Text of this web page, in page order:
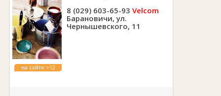
на сайте >12
8 (029) 603-65-93 Velcom
Барановичи, ул.
Чернышевского, 11